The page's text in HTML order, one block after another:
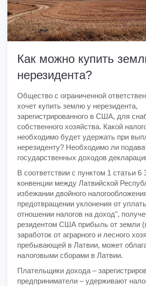
Как можно купить
нерезидента?
Общество с ограниченной
хочет купить землю у нерезидента,
зарегистрированного в США, для
собственного хозяйства. Какой
необходимо будет удержать при
нерезиденту? Необходимо ли
государственных доходов
В соответствии с пунктом 1 статьи 6
конвенции между Латвийской
избежании двойного
предотвращении уклонения от
отношении налогов на доход",
резидентом США прибыль от земли
заработок от аграрного и лесного
пребывающей в Латвии, может
налоговыми сборами в Латвии.
Плательщики дохода –
предприниматели – удерживают